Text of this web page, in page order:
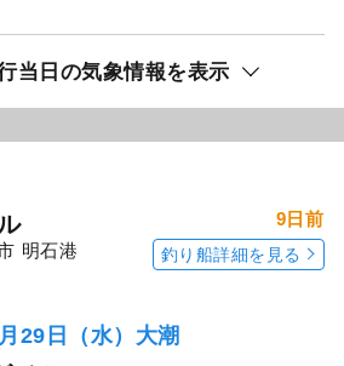
当日の気象情報を表示
明石港
9日前
釣り船詳細を見る
29日（水）大潮